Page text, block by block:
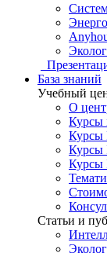
База знаний
Учебный
О
Курсы
Курсы
Курсы
Курсы
Статьи и